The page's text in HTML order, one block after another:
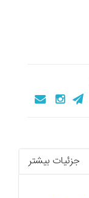
جزئیات بیشتر